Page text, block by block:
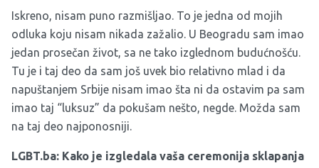
Iskreno, nisam puno razmišljao. To je jedna od mojih
odluka koju nisam nikada zažalio. U Beogradu sam imao
jedan prosečan život, sa ne tako izglednom budućnošću.
Tu je i taj deo da sam još uvek bio relativno mlad i da
napuštanjem Srbije nisam imao šta ni da ostavim pa sam
imao taj “luksuz” da pokušam nešto, negde. Možda sam
na taj deo najponosniji.
LGBT.ba: Kako je izgledala vaša ceremonija sklapanja